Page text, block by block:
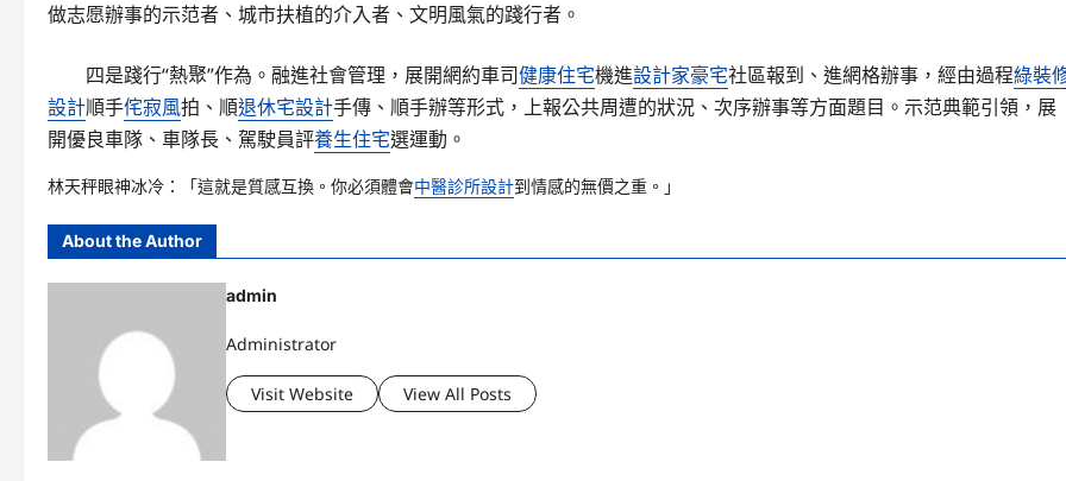
做志愿辦事的示范者、城市扶植的介入者、文明風氣的踐行者。
四是踐行“熱聚”作為。融進社會管理，展開網約車司健康住宅機進設計家豪宅社區報到、進網格辦事，經由過程綠裝
設計順手侘寂風拍、順退休宅設計手傳、順手辦等形式，上報公共周遭的狀況、次序辦事等方面題目。示范典範引領，展
開優良車隊、車隊長、駕駛員評養生住宅選運動。
林天秤眼神冰冷：「這就是質感互換。你必須體會中醫診所設計到情感的無價之重。」
About the Author
admin
Administrator
Visit Website View All Posts